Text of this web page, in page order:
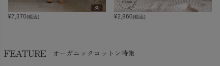
¥7,370(税込) ¥2,860(税込)
FEATURE オーガニックコットン特集